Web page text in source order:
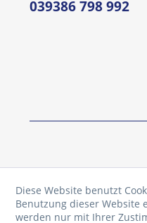
039386 798 992
Diese Website benutzt
Benutzung dieser Website
werden nur mit Ihrer